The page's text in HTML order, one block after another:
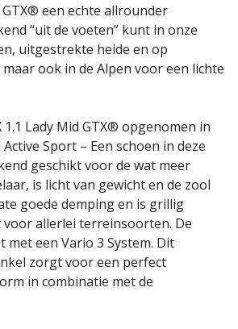
GTX® een echte allrounder
“uit de voeten” kunt in onze
uitgestrekte heide en op
ook in de Alpen voor een lichte
1.1 Lady Mid GTX® opgenomen in
Sport – Een schoen in deze
geschikt voor de wat meer
is licht van gewicht en de zool
goede demping en is grillig
voor allerlei terreinsoorten. De
met een Vario 3 System. Dit
zorgt voor een perfect
in combinatie met de